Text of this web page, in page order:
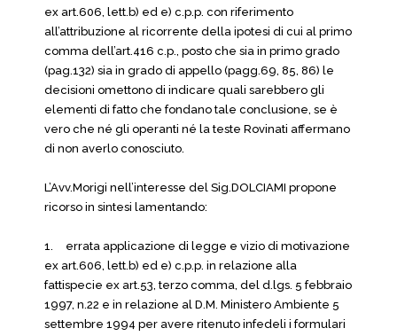
ex art.606, lett.b) ed e) c.p.p. con riferimento
all’attribuzione al ricorrente della ipotesi di cui al primo
comma dell’art.416 c.p., posto che sia in primo grado
(pag.132) sia in grado di appello (pagg.69, 85, 86) le
decisioni omettono di indicare quali sarebbero gli
elementi di fatto che fondano tale conclusione, se è
vero che né gli operanti né la teste Rovinati affermano
di non averlo conosciuto.
L’Avv.Morigi nell’interesse del Sig.DOLCIAMI propone
ricorso in sintesi lamentando:
1.
errata applicazione di legge e vizio di motivazione
ex art.606, lett.b) ed e) c.p.p. in relazione alla
fattispecie ex art.53, terzo comma, del d.lgs. 5 febbraio
1997, n.22 e in relazione al D.M. Ministero Ambiente 5
settembre 1994 per avere ritenuto infedeli i formulari